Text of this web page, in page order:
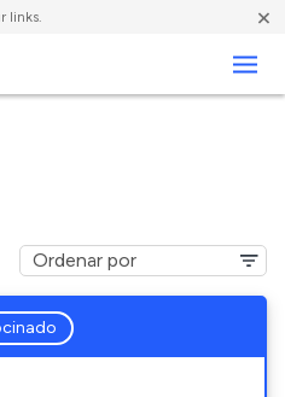
links. ×